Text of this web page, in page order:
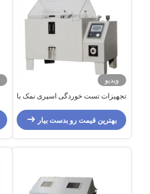
ویدیو
تجهیزات تست خوردگی اسپری نمک با
بهترین قیمت رو بدست بیار